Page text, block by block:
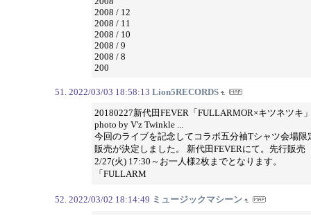
2008 / 12
2008 / 11
2008 / 10
2008 / 9
2008 / 8
200
2022/03/03 18:58:13 Lion5RECORDS
20180227新代田FEVER「FULLARMOR×キツネツキ
photo by V'z Twinkle ...
今回のライブを記念してコラボ五分袖Tシャツ会場限
販売が決定しました。 新代田FEVERにて。先行販売
2/27(火) 17:30～お一人様2枚までとなります。
「FULLARM
2022/03/02 18:14:49 ミュージックマシーン